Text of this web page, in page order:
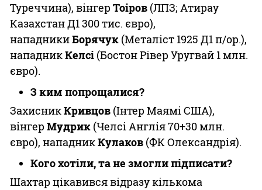
Туреччина), вінгер Тоіров (ЛПЗ; Атирау
Казахстан Д1 300 тис. євро),
нападникиБорячук (Металіст 1925 Д1 п/ор.),
нападникКелсі (Бостон Рівер Уругвай 1 млн.
євро).
З ким попрощалися?
ЗахисникКривцов (Інтер Маямі США),
вінгер Мудрик (Челсі Англія 70+30 млн.
євро), нападникКулаков (ФК Олександрія).
Кого хотіли, та не змогли підписати?
Шахтар цікавився відразу кількома